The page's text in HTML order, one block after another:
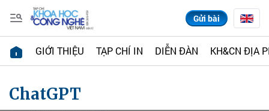
Gửi bài
GIỚI THIỆU TẠP CHÍ IN DIỄN ĐÀN KH&CN ĐỊA
ChatGPT